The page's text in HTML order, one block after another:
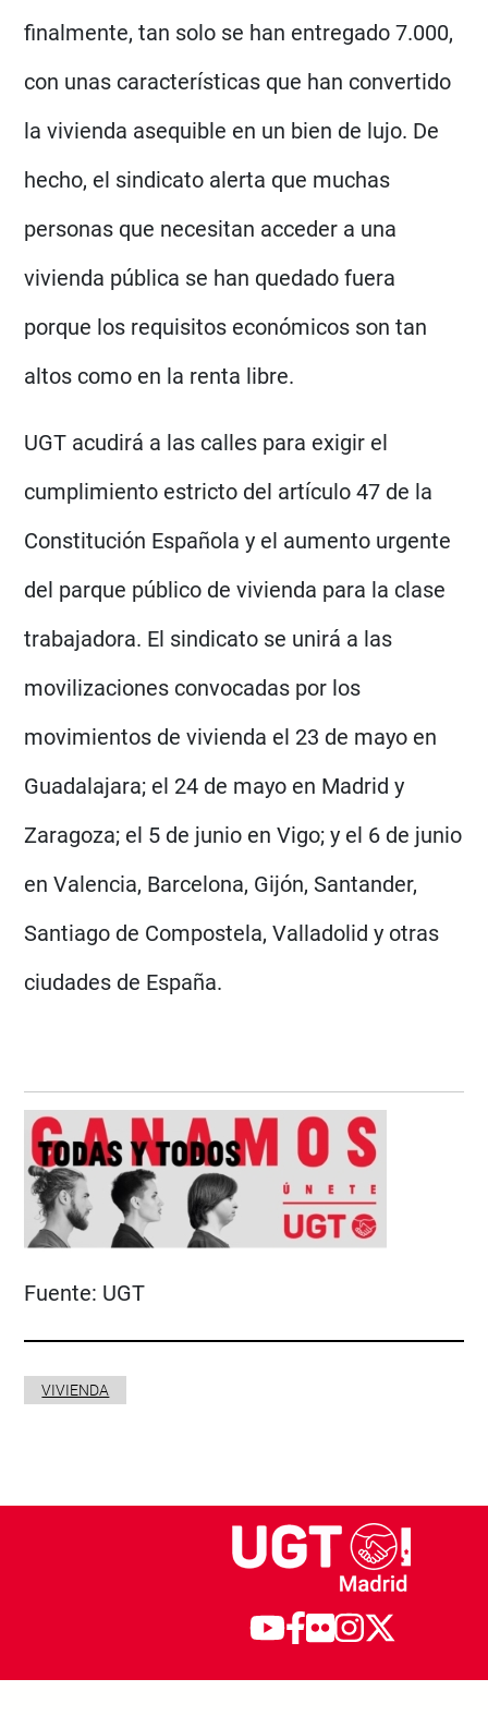
finalmente, tan solo se han entregado 7.000,
con unas características que han convertido
la vivienda asequible en un bien de lujo. De
hecho, el sindicato alerta que muchas
personas que necesitan acceder a una
vivienda pública se han quedado fuera
porque los requisitos económicos son tan
altos como en la renta libre.
UGT acudirá a las calles para exigir el
cumplimiento estricto del artículo 47 de la
Constitución Española y el aumento urgente
del parque público de vivienda para la clase
trabajadora. El sindicato se unirá a las
movilizaciones convocadas por los
movimientos de vivienda el 23 de mayo en
Guadalajara; el 24 de mayo en Madrid y
Zaragoza; el 5 de junio en Vigo; y el 6 de junio
en Valencia, Barcelona, Gijón, Santander,
Santiago de Compostela, Valladolid y otras
ciudades de España.
Fuente: UGT
VIVIENDA